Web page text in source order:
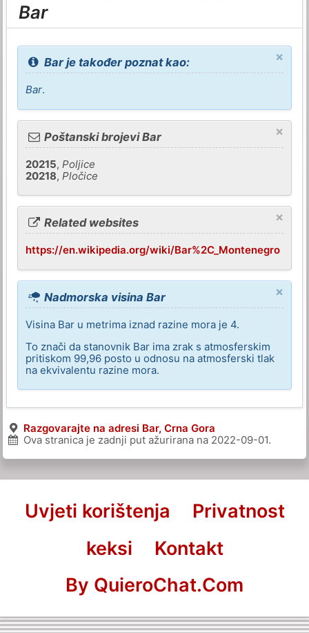
Bar
×
Bar je također poznat kao:
Bar.
×
Poštanski brojevi Bar
20215, Poljice
20218, Pločice
×
Related websites
https://en.wikipedia.org/wiki/Bar%2C_Montenegro
×
Nadmorska visina Bar
Visina Bar u metrima iznad razine mora je 4.
To znači da stanovnik Bar ima zrak s atmosferskim
pritiskom 99,96 posto u odnosu na atmosferski tlak
na ekvivalentu razine mora.
Razgovarajte na adresi Bar, Crna Gora
Ova stranica je zadnji put ažurirana na 2022-09-01.
Uvjeti korištenja
Privatnost
keksi
Kontakt
By QuieroChat.Com